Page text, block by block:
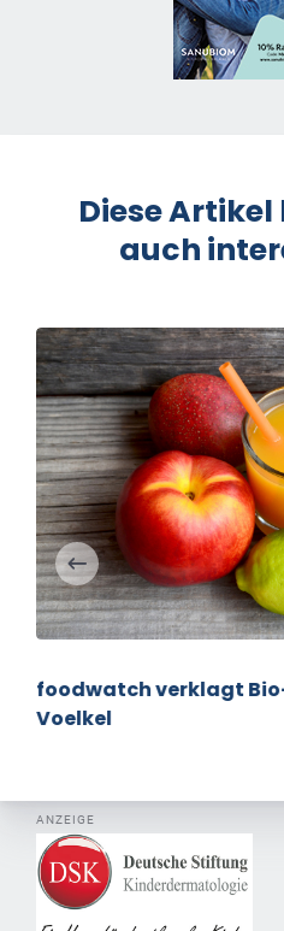
Diese Artikel
auch
foodwatch verklagt
Voelkel
ANZEIGE